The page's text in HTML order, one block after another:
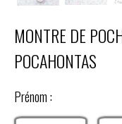
MONTRE DE
POCAHONTAS
Prénom :